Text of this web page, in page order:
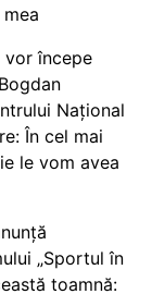
vor începe
Național
În cel mai
le vom avea
„Sportul în
toamnă: